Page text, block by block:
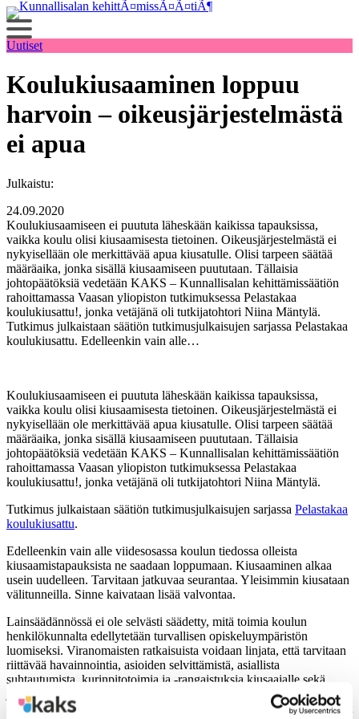
Siirry
sisältöön
Uutiset
Koulukiusaaminen loppuu
harvoin – oikeusjärjestelmästä
ei apua
Julkaistu:
24.09.2020
Koulukiusaamiseen ei puututa läheskään kaikissa tapauksissa,
vaikka koulu olisi kiusaamisesta tietoinen. Oikeusjärjestelmästä ei
nykyisellään ole merkittävää apua kiusatulle. Olisi tarpeen säätää
määräaika, jonka sisällä kiusaamiseen puututaan. Tällaisia
johtopäätöksiä vedetään KAKS – Kunnallisalan kehittämissäätiön
rahoittamassa Vaasan yliopiston tutkimuksessa Pelastakaa
koulukiusattu!, jonka vetäjänä oli tutkijatohtori Niina Mäntylä.
Tutkimus julkaistaan säätiön tutkimusjulkaisujen sarjassa Pelastakaa
koulukiusattu. Edelleenkin vain alle…
Koulukiusaamiseen ei puututa läheskään kaikissa tapauksissa,
vaikka koulu olisi kiusaamisesta tietoinen. Oikeusjärjestelmästä ei
nykyisellään ole merkittävää apua kiusatulle. Olisi tarpeen säätää
määräaika, jonka sisällä kiusaamiseen puututaan. Tällaisia
johtopäätöksiä vedetään KAKS – Kunnallisalan kehittämissäätiön
rahoittamassa Vaasan yliopiston tutkimuksessa Pelastakaa
koulukiusattu!, jonka vetäjänä oli tutkijatohtori Niina Mäntylä.
Tutkimus julkaistaan säätiön tutkimusjulkaisujen sarjassa Pelastakaa
koulukiusattu.
Edelleenkin vain alle viidesosassa koulun tiedossa olleista
kiusaamistapauksista ne saadaan loppumaan. Kiusaaminen alkaa
usein uudelleen. Tarvitaan jatkuvaa seurantaa. Yleisimmin kiusataan
välitunneilla. Sinne kaivataan lisää valvontaa.
Lainsäädännössä ei ole selvästi säädetty, mitä toimia koulun
henkilökunnalta edellytetään turvallisen opiskeluympäristön
luomiseksi. Viranomaisten ratkaisuista voidaan linjata, että tarvitaan
riittävää havainnointia, asioiden selvittämistä, asiallista
suhtautumista, kurinpitotoimia ja -rangaistuksia kiusaajalle sekä
jälkiseurantaa. Kiusattujen kokemusten mukaan kiusaaminen
saadaan tehokkaimmin loppumaan, kun myös kiusaajien vanhemmat